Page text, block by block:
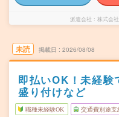
派遣会社 株式会
未読 掲載日 2026/08/08
即払いOK！未経験
盛り付けなど
職種未経験OK 交通費別途支